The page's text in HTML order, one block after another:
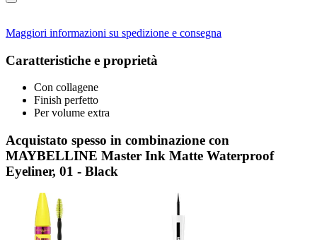
Maggiori informazioni su spedizione e consegna
Caratteristiche e proprietà
Con collagene
Finish perfetto
Per volume extra
Acquistato spesso in combinazione con
MAYBELLINE Master Ink Matte Waterproof
Eyeliner, 01 - Black